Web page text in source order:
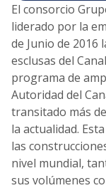
El consorcio
liderado por la
de Junio de 2016
esclusas del
programa de
Autoridad del
transitado más
la actualidad.
las
nivel mundial,
sus volúmenes